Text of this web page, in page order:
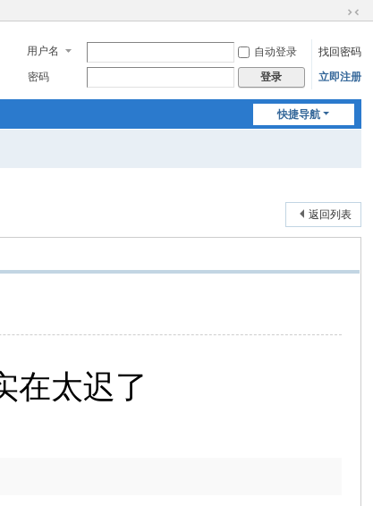
换
到
窄
用户名 自动登录
找回密码
密码
登录 立即注册
快捷导航
返回列表
在太迟了